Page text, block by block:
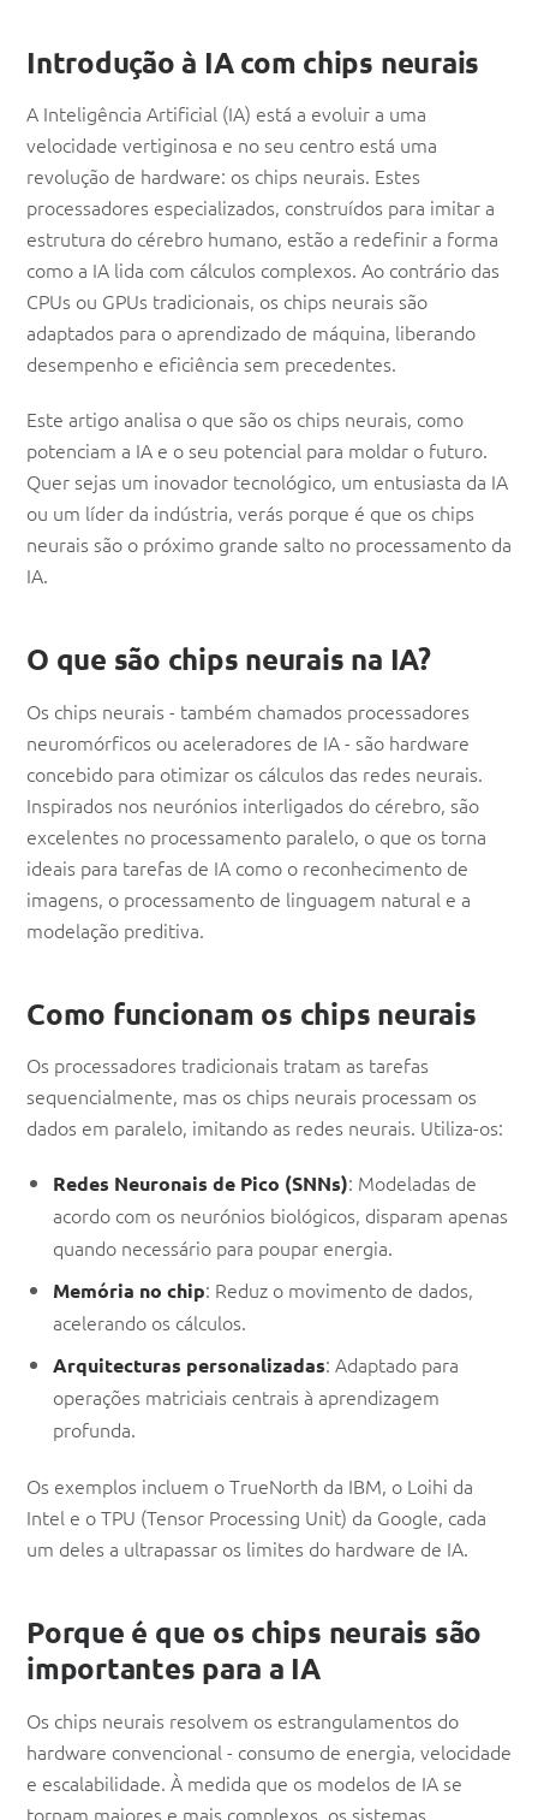
processamento
de
IA
Introdução à IA com chips neurais
A Inteligência Artificial (IA) está a evoluir a uma
velocidade vertiginosa e no seu centro está uma
revolução de hardware: os chips neurais. Estes
processadores especializados, construídos para imitar a
estrutura do cérebro humano, estão a redefinir a forma
como a IA lida com cálculos complexos. Ao contrário das
CPUs ou GPUs tradicionais, os chips neurais são
adaptados para o aprendizado de máquina, liberando
desempenho e eficiência sem precedentes.
Este artigo analisa o que são os chips neurais, como
potenciam a IA e o seu potencial para moldar o futuro.
Quer sejas um inovador tecnológico, um entusiasta da IA
ou um líder da indústria, verás porque é que os chips
neurais são o próximo grande salto no processamento da
IA.
O que são chips neurais na IA?
Os chips neurais - também chamados processadores
neuromórficos ou aceleradores de IA - são hardware
concebido para otimizar os cálculos das redes neurais.
Inspirados nos neurónios interligados do cérebro, são
excelentes no processamento paralelo, o que os torna
ideais para tarefas de IA como o reconhecimento de
imagens, o processamento de linguagem natural e a
modelação preditiva.
Como funcionam os chips neurais
Os processadores tradicionais tratam as tarefas
sequencialmente, mas os chips neurais processam os
dados em paralelo, imitando as redes neurais. Utiliza-os:
Redes Neuronais de Pico (SNNs): Modeladas de
acordo com os neurónios biológicos, disparam apenas
quando necessário para poupar energia.
Memória no chip: Reduz o movimento de dados,
acelerando os cálculos.
Arquitecturas personalizadas: Adaptado para
operações matriciais centrais à aprendizagem
profunda.
Os exemplos incluem o TrueNorth da IBM, o Loihi da
Intel e o TPU (Tensor Processing Unit) da Google, cada
um deles a ultrapassar os limites do hardware de IA.
Porque é que os chips neurais são
importantes para a IA
Os chips neurais resolvem os estrangulamentos do
hardware convencional - consumo de energia, velocidade
e escalabilidade. À medida que os modelos de IA se
tornam maiores e mais complexos, os sistemas